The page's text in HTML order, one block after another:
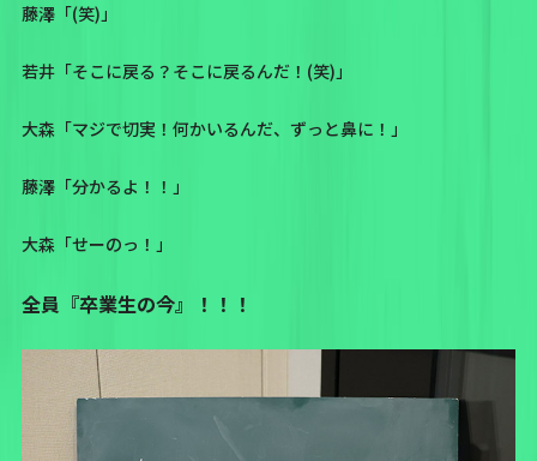
藤澤「(笑)」
若井「そこに戻る？そこに戻るんだ！(笑)」
大森「マジで切実！何かいるんだ、ずっと鼻に！」
藤澤「分かるよ！！」
大森「せーのっ！」
全員『卒業生の今』！！！